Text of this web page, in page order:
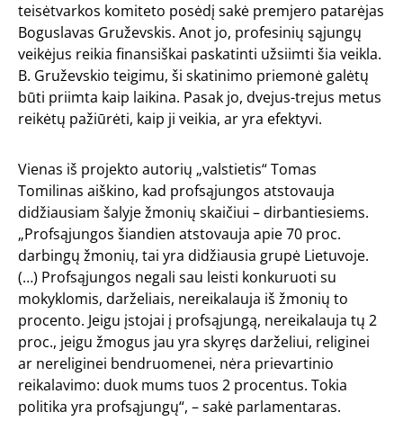
teisėtvarkos komiteto posėdį sakė premjero patarėjas
Boguslavas Gruževskis. Anot jo, profesinių sąjungų
veikėjus reikia finansiškai paskatinti užsiimti šia veikla.
B. Gruževskio teigimu, ši skatinimo priemonė galėtų
būti priimta kaip laikina. Pasak jo, dvejus-trejus metus
reikėtų pažiūrėti, kaip ji veikia, ar yra efektyvi.
Vienas iš projekto autorių „valstietis“ Tomas
Tomilinas aiškino, kad profsąjungos atstovauja
didžiausiam šalyje žmonių skaičiui – dirbantiesiems.
„Profsąjungos šiandien atstovauja apie 70 proc.
darbingų žmonių, tai yra didžiausia grupė Lietuvoje.
(…) Profsąjungos negali sau leisti konkuruoti su
mokyklomis, darželiais, nereikalauja iš žmonių to
procento. Jeigu įstojai į profsąjungą, nereikalauja tų 2
proc., jeigu žmogus jau yra skyręs darželiui, religinei
ar nereliginei bendruomenei, nėra prievartinio
reikalavimo: duok mums tuos 2 procentus. Tokia
politika yra profsąjungų“, – sakė parlamentaras.